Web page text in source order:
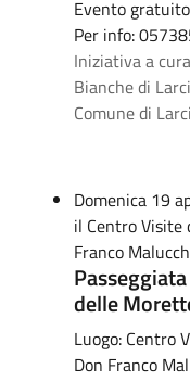
Evento gratuito
Per info:
Iniziativa a
Bianche di
Comune di
Domenica 19
il Centro Visite
Franco
delle
Luogo: Centro
Don Franco